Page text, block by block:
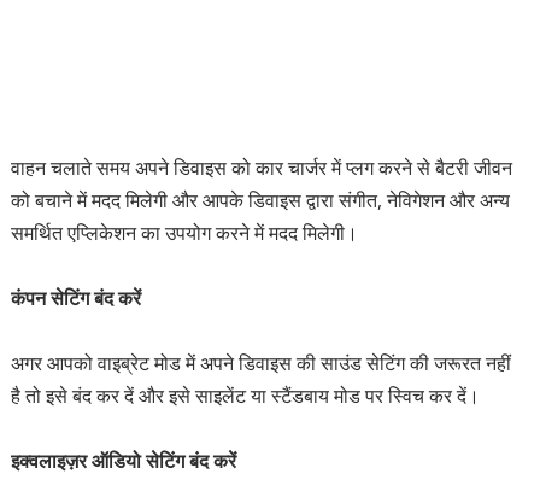
वाहन चलाते समय अपने डिवाइस को कार चार्जर में प्लग करने से बैटरी जीवन
को बचाने में मदद मिलेगी और आपके डिवाइस द्वारा संगीत, नेविगेशन और अन्य
समर्थित एप्लिकेशन का उपयोग करने में मदद मिलेगी।
कंपन सेटिंग बंद करें
अगर आपको वाइब्रेट मोड में अपने डिवाइस की साउंड सेटिंग की जरूरत नहीं
है तो इसे बंद कर दें और इसे साइलेंट या स्टैंडबाय मोड पर स्विच कर दें।
इक्वलाइज़र ऑडियो सेटिंग बंद करें